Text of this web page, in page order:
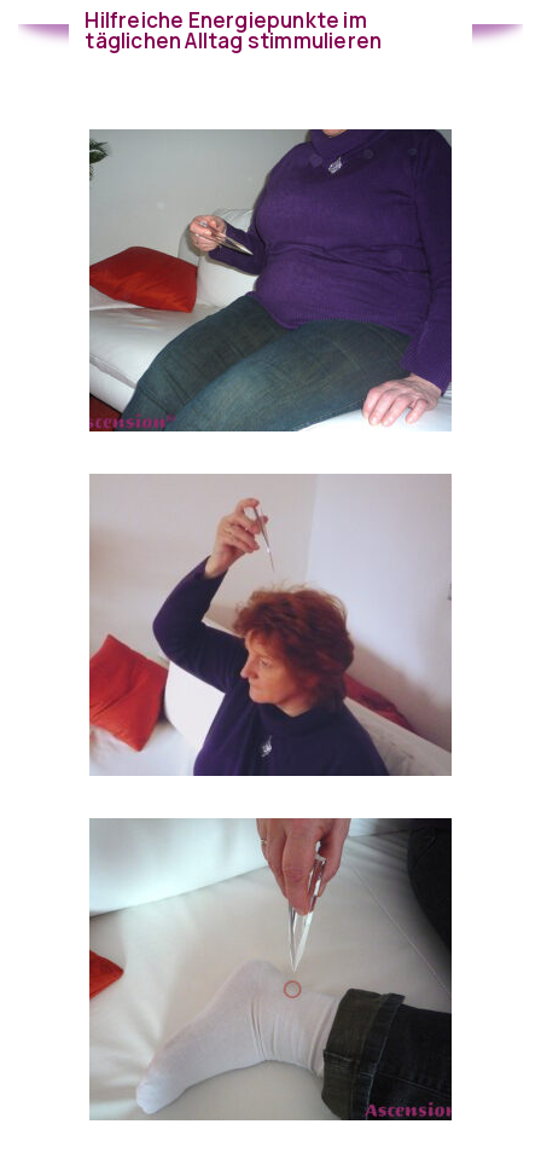
Hilfreiche Energiepunkte im
täglichen Alltag stimmulieren